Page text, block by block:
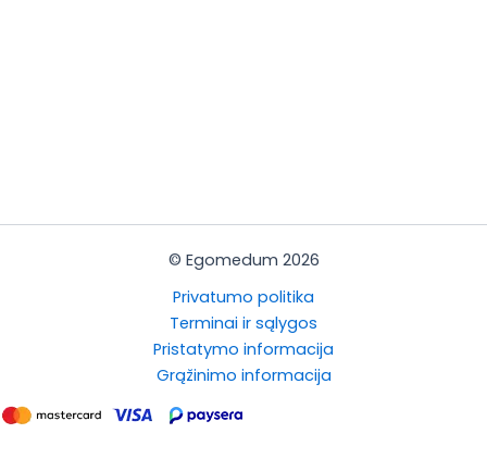
© Egomedum 2026
Privatumo politika
Terminai ir sąlygos
Pristatymo informacija
Grąžinimo informacija